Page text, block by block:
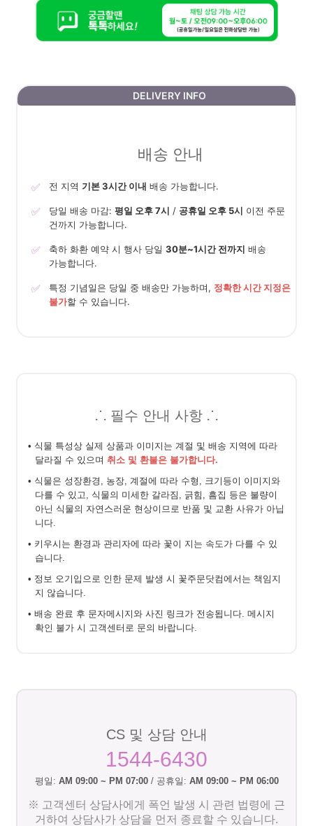
DELIVERY INFO
배송 안내
✅ 전 지역 기본 3시간 이내 배송 가능합니다.
✅ 당일 배송 마감: 평일 오후 7시 / 공휴일 오후 5시 이전 주문
건까지 가능합니다.
✅ 축하 화환 예약 시 행사 당일 30분~1시간 전까지 배송
가능합니다.
✅ 특정 기념일은 당일 중 배송만 가능하며, 정확한 시간 지정은
불가할 수 있습니다.
⸫ 필수 안내 사항 ⸫
• 식물 특성상 실제 상품과 이미지는 계절 및 배송 지역에 따라
달라질 수 있으며 취소 및 환불은 불가합니다.
• 식물은 성장환경, 농장, 계절에 따라 수형, 크기등이 이미지와
다를 수 있고, 식물의 미세한 갈라짐, 긁힘, 흠집 등은 불량이
아닌 식물의 자연스러운 현상이므로 반품 및 교환 사유가 아닙
니다.
• 키우시는 환경과 관리자에 따라 꽃이 지는 속도가 다를 수 있
습니다.
• 정보 오기입으로 인한 문제 발생 시 꽃주문닷컴에서는 책임지
지 않습니다.
• 배송 완료 후 문자메시지와 사진 링크가 전송됩니다. 메시지
확인 불가 시 고객센터로 문의 바랍니다.
CS 및 상담 안내
1544-6430
평일: AM 09:00 ~ PM 07:00 / 공휴일: AM 09:00 ~ PM 06:00
※ 고객센터 상담사에게 폭언 발생 시 관련 법령에 근
거하여 상담사가 상담을 먼저 종료할 수 있습니다.